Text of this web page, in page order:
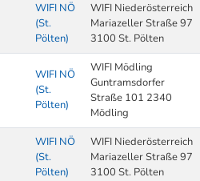
WIFI NÖ
(St.
Pölten)
WIFI Niederösterreich
Mariazeller Straße 97
3100 St. Pölten
WIFI NÖ
(St.
Pölten)
WIFI Mödling
Guntramsdorfer
Straße 101 2340
Mödling
WIFI NÖ
(St.
Pölten)
WIFI Niederösterreich
Mariazeller Straße 97
3100 St. Pölten